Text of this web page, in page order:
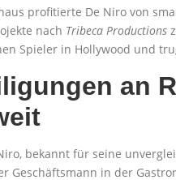
profitierte De Niro von
nach Tribeca Productions
Spieler in Hollywood und
an
bekannt für seine
Geschäftsmann in der